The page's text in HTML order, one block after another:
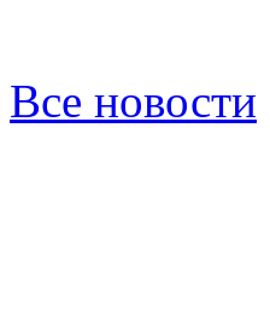
Все новости